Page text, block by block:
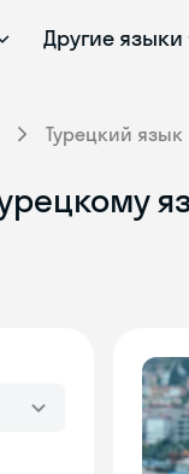
Другие языки
Турецкий язык